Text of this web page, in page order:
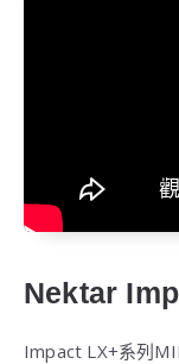
Nektar
Impact LX+系列